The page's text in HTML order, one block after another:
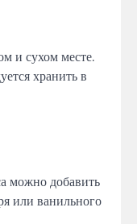
и сухом месте.
хранить в
можно добавить
или ванильного